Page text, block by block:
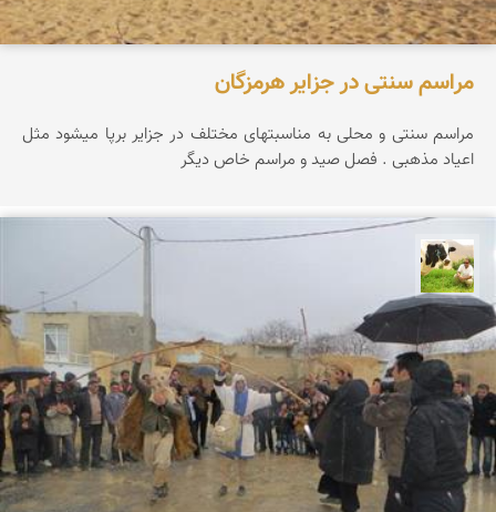
مراسم سنتی در جزایر هرمزگان
مراسم سنتی و محلی به مناسبتهای مختلف در جزایر برپا میشود مثل
اعیاد مذهبی . فصل صید و مراسم خاص دیگر